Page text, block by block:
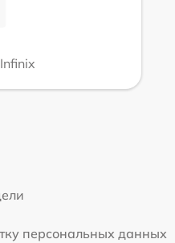
персональных данных